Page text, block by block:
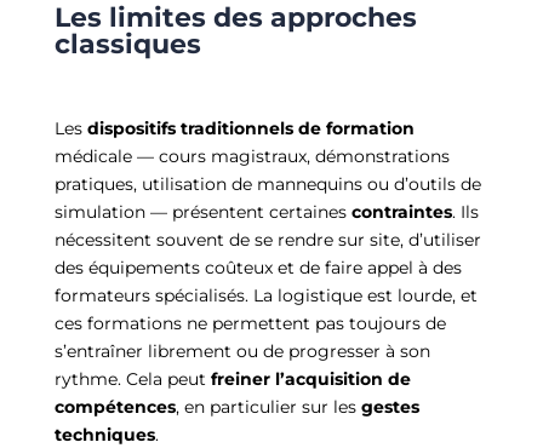
Les limites des approches
classiques
Les dispositifs traditionnels de formation
médicale — cours magistraux, démonstrations
pratiques, utilisation de mannequins ou d’outils de
simulation — présentent certaines contraintes. Ils
nécessitent souvent de se rendre sur site, d’utiliser
des équipements coûteux et de faire appel à des
formateurs spécialisés. La logistique est lourde, et
ces formations ne permettent pas toujours de
s’entraîner librement ou de progresser à son
rythme. Cela peut freiner l’acquisition de
compétences, en particulier sur les gestes
techniques.